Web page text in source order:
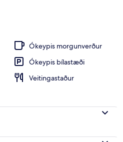
Ókeypis morgunverður
Ókeypis bílastæði
Veitingastaður